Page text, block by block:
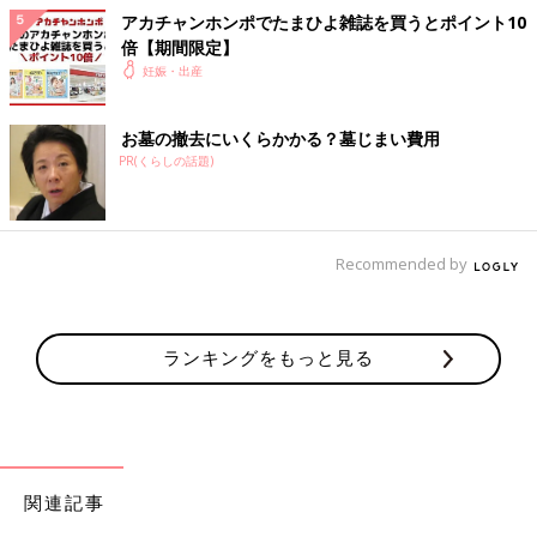
つ*****さん
無印でホホバオイル買ってお風呂あがりにおっぱいとお股に
ぬりだしたんですけど、おっぱいはちょっと引っ張るくらい
ッサージまでしてないって感じです😒笑 そしてオイルが乾
くまで乳首テカテカマンでコソコソうろついてます…笑
してから着てます！
♥0
k*****さん
おっぱいマッサージは産院から指導があったのでやってます
アカチャンホンポでたまひよ雑誌を買うとポイント10
倍【期間限定】
妊娠・出産
お墓の撤去にいくらかかる？墓じまい費用
PR(くらしの話題)
Recommended by
ランキングをもっと見る
関連記事